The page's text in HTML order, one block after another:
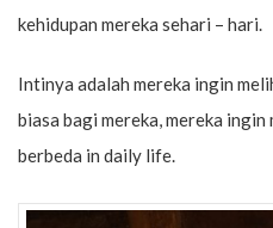
kehidupan mereka sehari – hari.
Intinya adalah mereka ingin
biasa bagi mereka, mereka
berbeda in daily life.